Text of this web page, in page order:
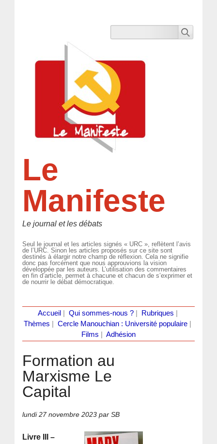
Le
Manifeste
Le journal et les débats
Seul le journal et les articles signés « URC », reflètent l’avis
de l’URC. Sinon les articles proposés sur ce site sont
destinés à élargir notre champ de réflexion. Cela ne signifie
donc pas forcément que nous approuvions la vision
développée par les auteurs. L’utilisation des commentaires
en fin d’article, permet à chacune et chacun de s’exprimer et
de nourrir le débat démocratique.
Accueil Qui sommes-nous ?| Rubriques
Thèmes
Cercle Manouchian : Université populaire
Films
Adhésion
Formation au
Marxisme Le
Capital
lundi 27 novembre 2023 par SB
Livre III –